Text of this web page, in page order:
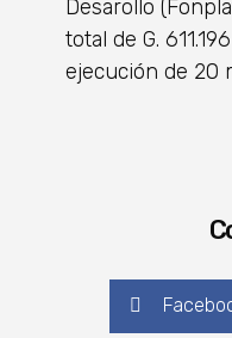
Desarollo
total de G.
ejecución de 20